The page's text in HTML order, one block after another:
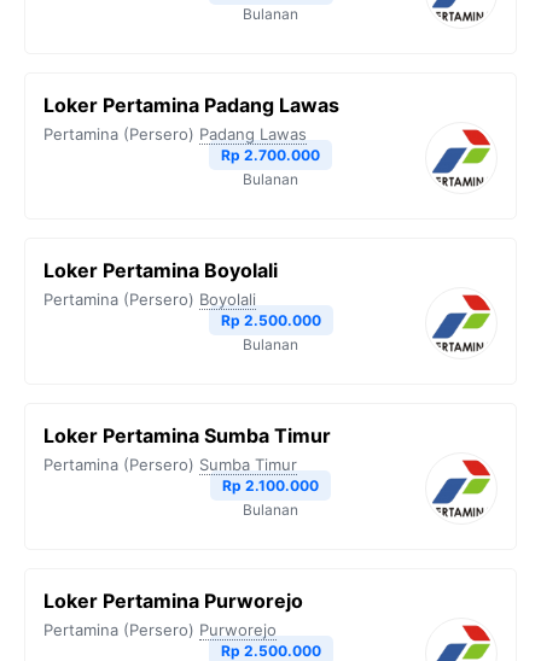
k
Bulanan
Loker Pertamina Padang Lawas
Pertamina (Persero) Padang Lawas
Rp 2.700.000
Bulanan
Loker Pertamina Boyolali
Pertamina (Persero) Boyolali
Rp 2.500.000
Bulanan
Loker Pertamina Sumba Timur
Pertamina (Persero) Sumba Timur
Rp 2.100.000
Bulanan
Loker Pertamina Purworejo
Pertamina (Persero) Purworejo
Rp 2.500.000